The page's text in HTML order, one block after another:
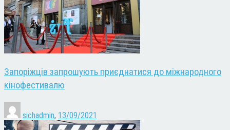
Запоріжців запрошують приєднатися до міжнародного
кінофестивалю
sichadmin, 13/09/2021